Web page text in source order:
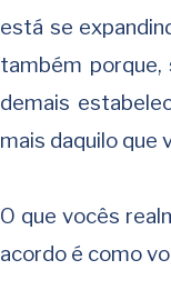
está se
também
demais
mais daquilo que
O que vocês
acordo é como